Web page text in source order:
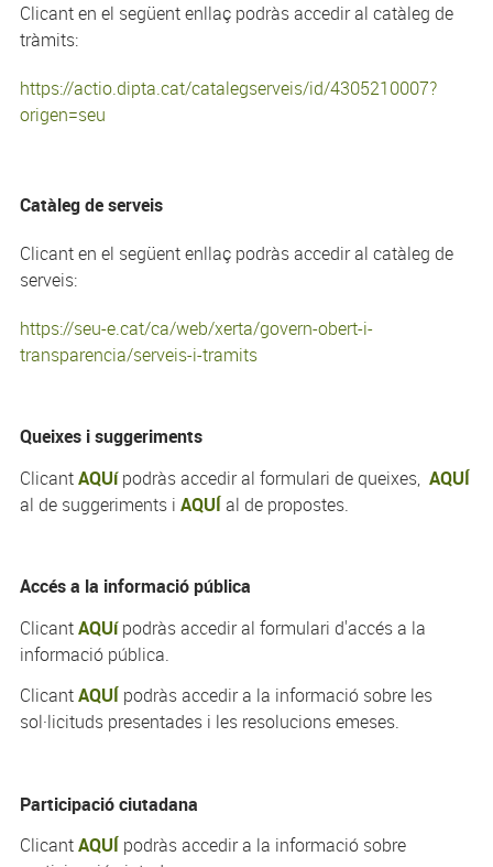
Clicant en el següent enllaç podràs accedir al catàleg de
tràmits:
https://actio.dipta.cat/catalegserveis/id/4305210007?
origen=seu
Catàleg de serveis
Clicant en el següent enllaç podràs accedir al catàleg de
serveis:
https://seu-e.cat/ca/web/xerta/govern-obert-i-
transparencia/serveis-i-tramits
Queixes i suggeriments
ClicantAQUípodràs accedir al formulari de queixes, AQUÍ
al de suggeriments i AQUÍal de propostes.
Accés a la informació pública
ClicantAQUípodràs accedir al formulari d'accés a la
informació pública.
ClicantAQUÍpodràs accedir a la informació sobre les
sol·licituds presentades i les resolucions emeses.
Participació ciutadana
ClicantAQUÍpodràs accedir a la informació sobre